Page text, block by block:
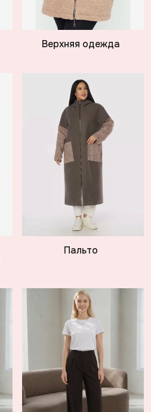
Верхняя одежда
Пальто